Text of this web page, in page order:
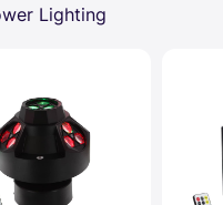
Lighting